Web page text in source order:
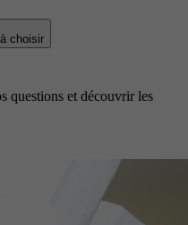
à choisir
questions et découvrir les